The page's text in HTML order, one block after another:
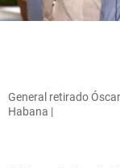
General retirado
Habana |